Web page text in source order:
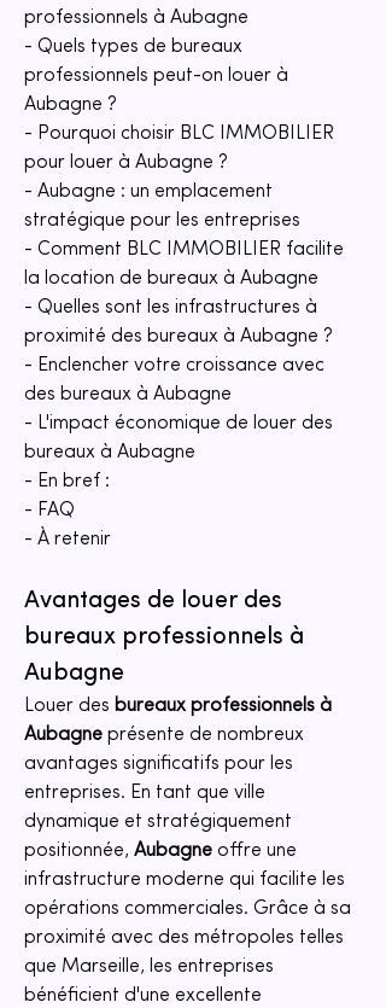
professionnels à Aubagne
- Quels types de bureaux
professionnels peut-on louer à
Aubagne ?
- Pourquoi choisir BLC IMMOBILIER
pour louer à Aubagne ?
- Aubagne : un emplacement
stratégique pour les entreprises
- Comment BLC IMMOBILIER facilite
la location de bureaux à Aubagne
- Quelles sont les infrastructures à
proximité des bureaux à Aubagne ?
- Enclencher votre croissance avec
des bureaux à Aubagne
- L'impact économique de louer des
bureaux à Aubagne
- En bref :
- FAQ
- À retenir
Avantages de louer des
bureaux professionnels à
Aubagne
Louer des bureaux professionnels à
Aubagne présente de nombreux
avantages significatifs pour les
entreprises. En tant que ville
dynamique et stratégiquement
positionnée, Aubagne offre une
infrastructure moderne qui facilite les
opérations commerciales. Grâce à sa
proximité avec des métropoles telles
que Marseille, les entreprises
bénéficient d'une excellente